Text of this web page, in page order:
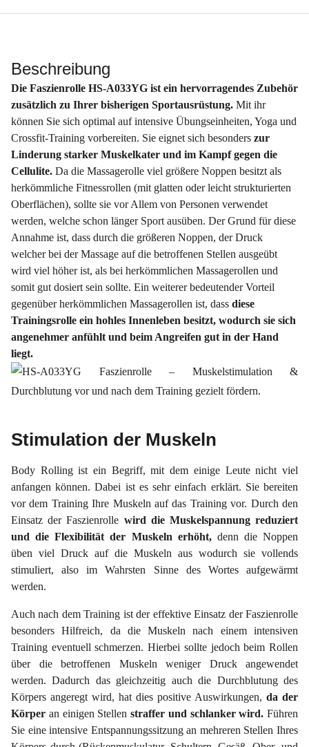
Beschreibung
Die Faszienrolle HS-A033YG ist ein hervorragendes Zubehör
zusätzlich zu Ihrer bisherigen Sportausrüstung. Mit ihr
können Sie sich optimal auf intensive Übungseinheiten, Yoga und
Crossfit-Training vorbereiten. Sie eignet sich besonders zur
Linderung starker Muskelkater und im Kampf gegen die
Cellulite. Da die Massagerolle viel größere Noppen besitzt als
herkömmliche Fitnessrollen (mit glatten oder leicht strukturierten
Oberflächen), sollte sie vor Allem von Personen verwendet
werden, welche schon länger Sport ausüben. Der Grund für diese
Annahme ist, dass durch die größeren Noppen, der Druck
welcher bei der Massage auf die betroffenen Stellen ausgeübt
wird viel höher ist, als bei herkömmlichen Massagerollen und
somit gut dosiert sein sollte. Ein weiterer bedeutender Vorteil
gegenüber herkömmlichen Massagerollen ist, dass diese
Trainingsrolle ein hohles Innenleben besitzt, wodurch sie sich
angenehmer anfühlt und beim Angreifen gut in der Hand
liegt.
Stimulation der Muskeln
Body Rolling ist ein Begriff, mit dem einige Leute nicht viel
anfangen können. Dabei ist es sehr einfach erklärt. Sie bereiten
vor dem Training Ihre Muskeln auf das Training vor. Durch den
Einsatz der Faszienrolle wird die Muskelspannung reduziert
und die Flexibilität der Muskeln erhöht, denn die Noppen
üben viel Druck auf die Muskeln aus wodurch sie vollends
stimuliert, also im Wahrsten Sinne des Wortes aufgewärmt
werden.
Auch nach dem Training ist der effektive Einsatz der Faszienrolle
besonders Hilfreich, da die Muskeln nach einem intensiven
Training eventuell schmerzen. Hierbei sollte jedoch beim Rollen
über die betroffenen Muskeln weniger Druck angewendet
werden. Dadurch das gleichzeitig auch die Durchblutung des
Körpers angeregt wird, hat dies positive Auswirkungen, da der
Körper an einigen Stellen straffer und schlanker wird. Führen
Sie eine intensive Entspannungssitzung an mehreren Stellen Ihres